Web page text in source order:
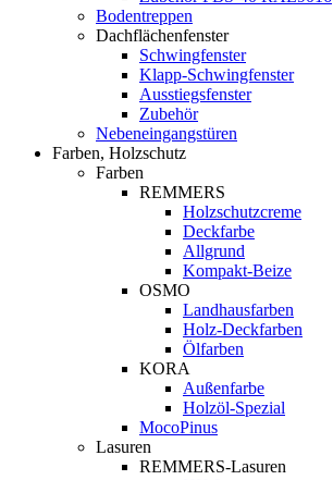
Bodentreppen
Dachflächenfenster
Schwingfenster
Klapp-Schwingfenster
Ausstiegsfenster
Zubehör
Nebeneingangstüren
Farben, Holzschutz
Farben
REMMERS
Holzschutzcreme
Deckfarbe
Allgrund
Kompakt-Beize
OSMO
Landhausfarben
Holz-Deckfarben
Ölfarben
KORA
Außenfarbe
Holzöl-Spezial
MocoPinus
Lasuren
REMMERS-Lasuren